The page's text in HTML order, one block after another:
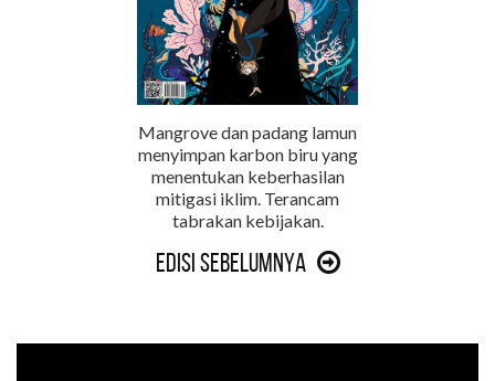
Mangrove dan padang lamun
menyimpan karbon biru yang
menentukan keberhasilan
mitigasi iklim. Terancam
tabrakan kebijakan.
Edisi Sebelumnya